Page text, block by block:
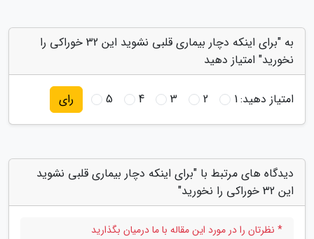
به "برای اینکه دچار بیماری قلبی نشوید این 32 خوراکی را
نخورید" امتیاز دهید
امتیاز دهید:1
2
3
4
5 رای
دیدگاه های مرتبط با "برای اینکه دچار بیماری قلبی نشوید
این 32 خوراکی را نخورید"
* نظرتان را در مورد این مقاله با ما درمیان بگذارید